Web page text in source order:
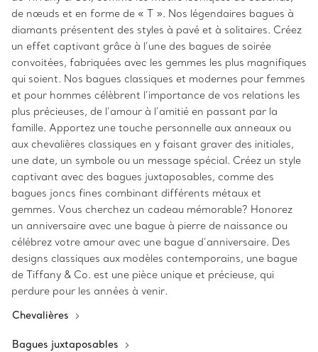
de nœuds et en forme de « T ». Nos légendaires bagues à
diamants présentent des styles à pavé et à solitaires. Créez
un effet captivant grâce à l’une des bagues de soirée
convoitées, fabriquées avec les gemmes les plus magnifiques
qui soient. Nos bagues classiques et modernes pour femmes
et pour hommes célèbrent l’importance de vos relations les
plus précieuses, de l’amour à l’amitié en passant par la
famille. Apportez une touche personnelle aux anneaux ou
aux chevalières classiques en y faisant graver des initiales,
une date, un symbole ou un message spécial. Créez un style
captivant avec des bagues juxtaposables, comme des
bagues joncs fines combinant différents métaux et
gemmes. Vous cherchez un cadeau mémorable? Honorez
un anniversaire avec une bague à pierre de naissance ou
célébrez votre amour avec une bague d’anniversaire. Des
designs classiques aux modèles contemporains, une bague
de Tiffany & Co. est une pièce unique et précieuse, qui
perdure pour les années à venir.
Chevalières
Bagues juxtaposables